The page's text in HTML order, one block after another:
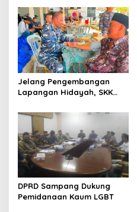
Jelang Pengembangan
Lapangan Hidayah, SKK
Perkuat Sinergi dengan
Nelayan Sampang
DPRD Sampang Dukung
Pemidanaan Kaum LGBT